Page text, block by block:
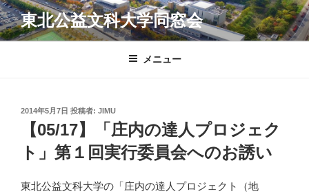
コ
ン
テ
東北公益文科大学同窓会
メニュー
投
2014年5月7日 投稿者: JIMU
【05/17】「庄内の達人プロジェク
ト」第１回実行委員会へのお誘い
東北公益文科大学の「庄内の達人プロジェクト（地